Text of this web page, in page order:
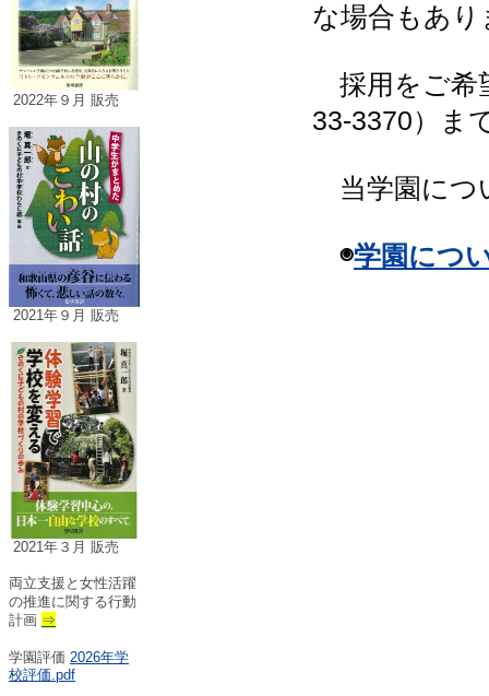
2022年９月 販売
2021年９月 販売
2021年３月 販売
両立支援と女性活躍
の推進に関する行動
計画 ⇒
学園評価 2026年学
校評価.pdf
な場合もあり
採用をご希
33-3370）ま
当学園につ
◉学園につ